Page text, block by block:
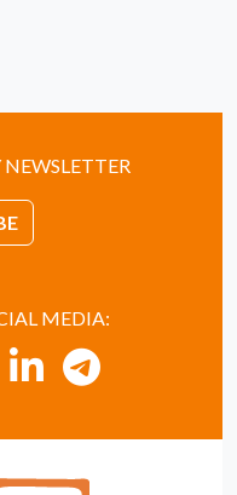
NEWSLETTER
MEDIA: